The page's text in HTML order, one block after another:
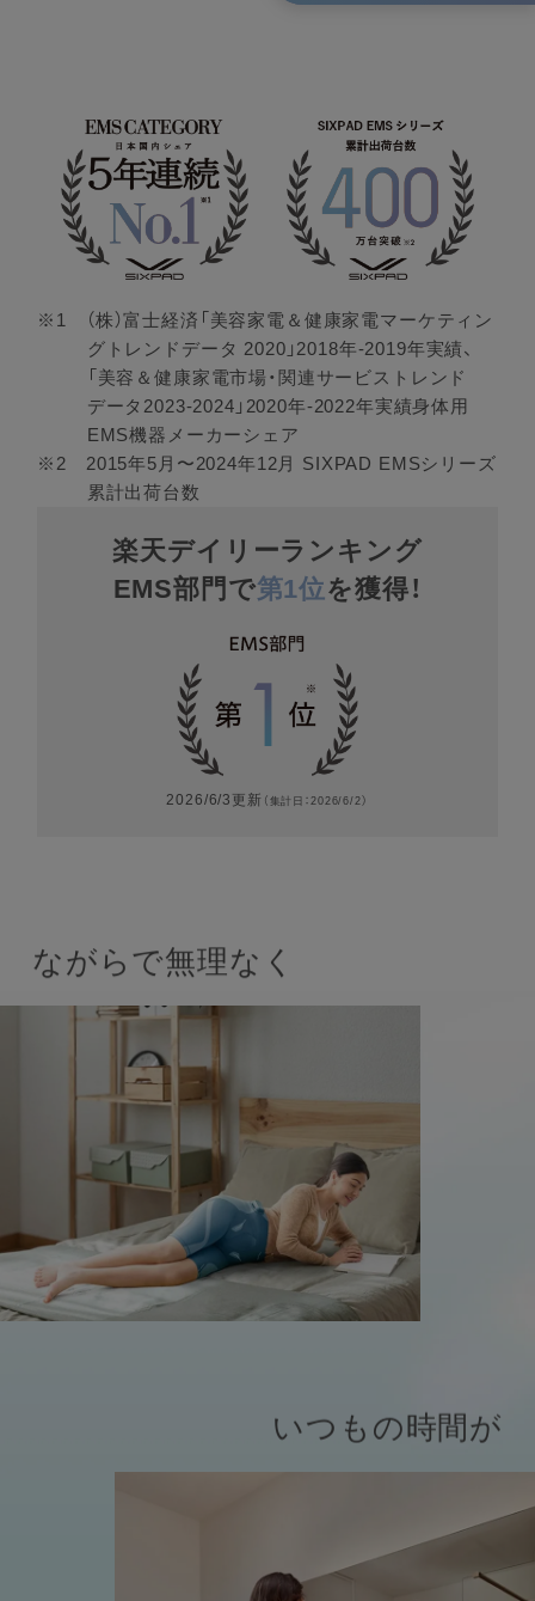
※1 （株）富士経済「美容家電＆健康家電マーケティン
グトレンドデータ 2020」2018年-2019年実績、
「美容＆健康家電市場・関連サービストレンド
データ2023-2024」2020年-2022年実績身体用
EMS機器メーカーシェア
※2 2015年5月〜2024年12月 SIXPAD EMSシリーズ
累計出荷台数
楽天デイリーランキング
EMS部門で第1位を獲得！
2026/6/3更新 （集計日：2026/6/2）
ながらで無理なく
いつもの時間が